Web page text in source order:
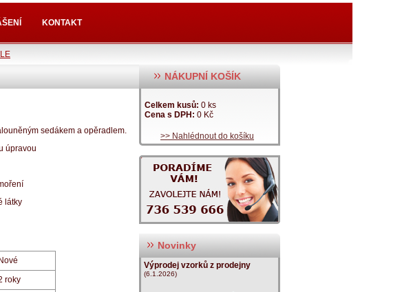
KONTAKT
sedákem a opěradlem.
úpravou
látky
Nové
roky
NÁKUPNÍ KOŠÍK
Celkem kusů: 0 ks
Cena s DPH: 0 Kč
>> Nahlédnout do košíku
Novinky
Výprodej vzorků z prodejny
(6.1.2026)